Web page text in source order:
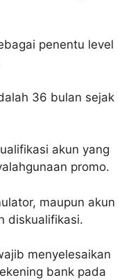
penentu level
36 bulan sejak
akun yang
promo.
maupun akun
diskualifikasi.
menyelesaikan
bank pada